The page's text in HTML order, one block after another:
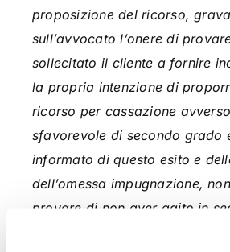
proposizione del ricorso,
sull’avvocato l’onere di
sollecitato il cliente a fornire
la propria intenzione di
ricorso per cassazione
sfavorevole di secondo grado
informato di questo esito e
dell’omessa impugnazione,
provare di non aver agito in
per fatto a sé non imputabile